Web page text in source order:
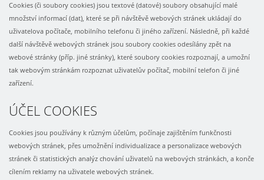
Cookies (či soubory cookies) jsou textové (datové) soubory obsahující malé
množství informací (dat), které se při návštěvě webových stránek ukládají do
uživatelova počítače, mobilního telefonu či jiného zařízení. Následně, při každé
další návštěvě webových stránek jsou soubory cookies odesílány zpět na
webové stránky (příp. jiné stránky), které soubory cookies rozpoznají, a umožní
tak webovým stránkám rozpoznat uživatelův počítač, mobilní telefon či jiné
zařízení.
ÚČEL COOKIES
Cookies jsou používány k různým účelům, počínaje zajištěním funkčnosti
webových stránek, přes umožnění individualizace a personalizace webových
stránek či statistických analýz chování uživatelů na webových stránkách, a konče
cílením reklamy na uživatele webových stránek.